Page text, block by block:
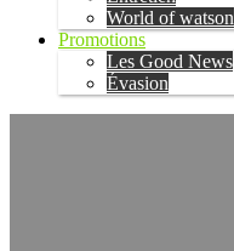
World of watson
Promotions
Les Good News
Évasion